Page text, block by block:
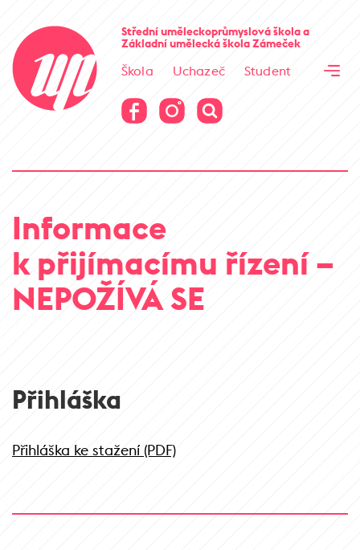
Střední uměleckoprůmyslová školaa
Základní umělecká školaZámeček
Škola Uchazeč
Student
Virtuální prohlídka
Virtuální prohlídka
Informace
k přijímacímu řízení –
NEPOŽÍVÁ SE
Přihláška
Přihláška ke stažení (PDF)